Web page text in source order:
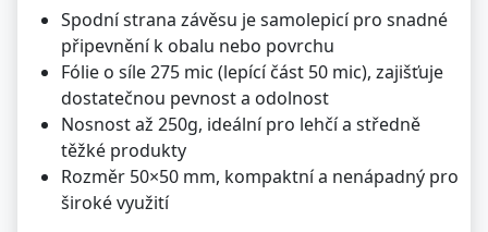
Spodní strana závěsu je samolepicí pro snadné
připevnění k obalu nebo povrchu
Fólie o síle 275 mic (lepící část 50 mic), zajišťuje
dostatečnou pevnost a odolnost
Nosnost až 250g, ideální pro lehčí a středně
těžké produkty
Rozměr 50×50 mm, kompaktní a nenápadný pro
široké využití